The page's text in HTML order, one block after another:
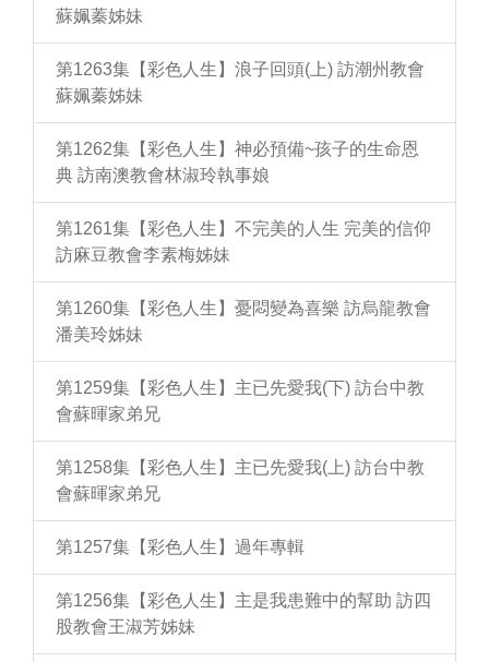
蘇姵蓁姊妹
第1263集【彩色人生】浪子回頭(上) 訪潮州教會
蘇姵蓁姊妹
第1262集【彩色人生】神必預備~孩子的生命恩
典 訪南澳教會林淑玲執事娘
第1261集【彩色人生】不完美的人生 完美的信仰
訪麻豆教會李素梅姊妹
第1260集【彩色人生】憂悶變為喜樂 訪烏龍教會
潘美玲姊妹
第1259集【彩色人生】主已先愛我(下) 訪台中教
會蘇暉家弟兄
第1258集【彩色人生】主已先愛我(上) 訪台中教
會蘇暉家弟兄
第1257集【彩色人生】過年專輯
第1256集【彩色人生】主是我患難中的幫助 訪四
股教會王淑芳姊妹